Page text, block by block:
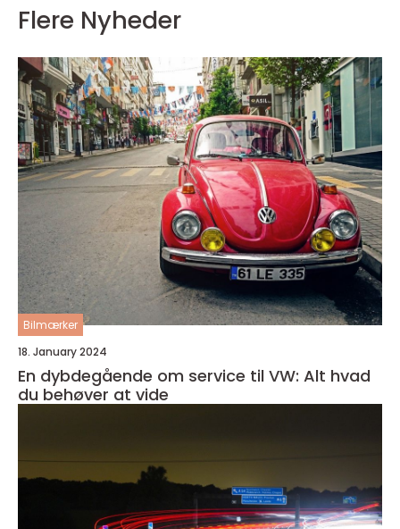
Flere Nyheder
Bilmærker
18. January 2024
En dybdegående om service til VW: Alt hvad
du behøver at vide